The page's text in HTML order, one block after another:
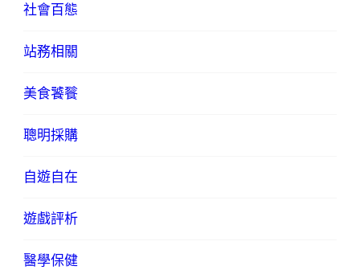
社會百態
站務相關
美食饕餮
聰明採購
自遊自在
遊戲評析
醫學保健